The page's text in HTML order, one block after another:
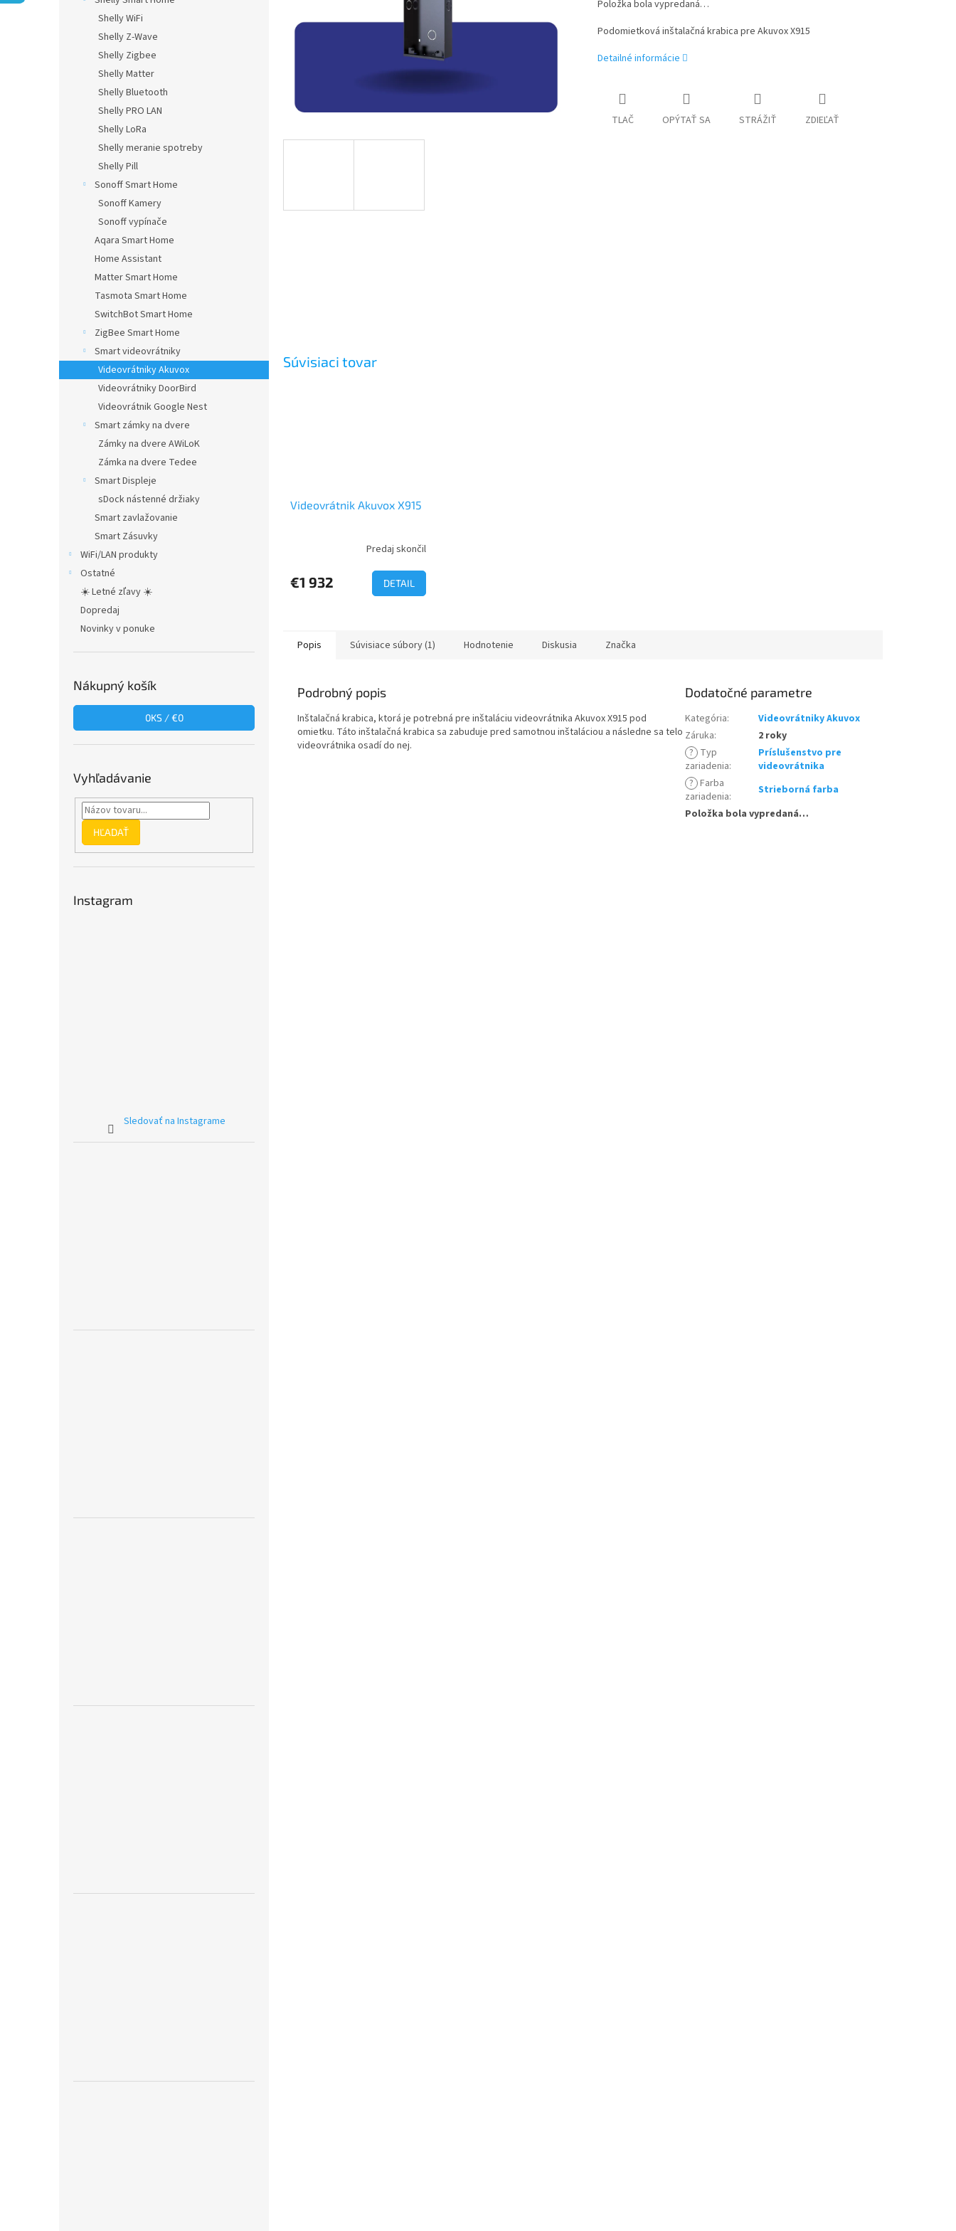
Shelly WiFi
Shelly Z-Wave
Shelly Zigbee
Shelly Matter
Shelly Bluetooth
Shelly PRO LAN
Shelly LoRa
Shelly meranie spotreby
Shelly Pill
Sonoff Smart Home
Sonoff Kamery
Sonoff vypínače
Aqara Smart Home
Home Assistant
Matter Smart Home
Tasmota Smart Home
SwitchBot Smart Home
ZigBee Smart Home
Smart videovrátniky
Videovrátniky Akuvox
Videovrátniky DoorBird
Videovrátnik Google Nest
Smart zámky na dvere
Zámky na dvere AWiLoK
Zámka na dvere Tedee
Smart Displeje
sDock nástenné držiaky
Smart zavlažovanie
Smart Zásuvky
WiFi/LAN produkty
Ostatné
☀️ Letné zľavy ☀️
Dopredaj
Novinky v ponuke
Nákupný košík
0KS /€0
Vyhľadávanie
HĽADAŤ
Instagram
Sledovať na Instagrame
Položka bola vypredaná…
Podomietková inštalačná krabica pre Akuvox X915
Detailné informácie
TLAČ OPÝTAŤ SA STRÁŽIŤ ZDIEĽAŤ
Súvisiaci tovar
Videovrátnik Akuvox X915
produktu
je
hviezdičiek.
Predaj skončil
€1 932 DETAIL
Popis Súvisiace súbory (1) Hodnotenie Diskusia Značka
Podrobný popis
Inštalačná krabica, ktorá je potrebná pre inštaláciu videovrátnika Akuvox X915 pod
omietku. Táto inštalačná krabica sa zabuduje pred samotnou inštaláciou a následne sa telo
videovrátnika osadí do nej.
Dodatočné parametre
Kategória:
Videovrátniky Akuvox
Záruka:
2 roky
? Typ
zariadenia:
Príslušenstvo pre
videovrátnika
? Farba
zariadenia:
Strieborná farba
Položka bola vypredaná…